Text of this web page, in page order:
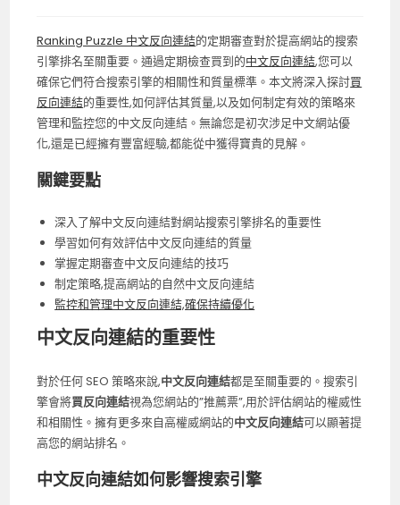
Ranking Puzzle 中文反向連結的定期審查對於提高網站的搜索
引擎排名至關重要。通過定期檢查買到的中文反向連結,您可以
確保它們符合搜索引擎的相關性和質量標準。本文將深入探討買
反向連結的重要性,如何評估其質量,以及如何制定有效的策略來
管理和監控您的中文反向連結。無論您是初次涉足中文網站優
化,還是已經擁有豐富經驗,都能從中獲得寶貴的見解。
關鍵要點
深入了解中文反向連結對網站搜索引擎排名的重要性
學習如何有效評估中文反向連結的質量
掌握定期審查中文反向連結的技巧
制定策略,提高網站的自然中文反向連結
監控和管理中文反向連結,確保持續優化
中文反向連結的重要性
對於任何 SEO 策略來說,中文反向連結都是至關重要的。搜索引
擎會將買反向連結視為您網站的”推薦票”,用於評估網站的權威性
和相關性。擁有更多來自高權威網站的中文反向連結可以顯著提
高您的網站排名。
中文反向連結如何影響搜索引擎